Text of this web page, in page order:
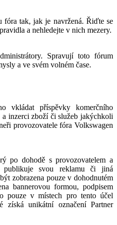
fóra tak, jak je navržená. Řiďte se
a nehledejte v nich mezery.
Spravují toto fórum
a ve svém volném čase.
vkládat příspěvky komerčního
inzerci zboží či služeb jakýchkoli
provozovatele fóra Volkswagen
po dohodě s provozovatelem a
publikuje svou reklamu či jiná
zobrazena pouze v dohodnutém
bannerovou formou, podpisem
pouze v místech pro tento účel
získá unikátní označení Partner